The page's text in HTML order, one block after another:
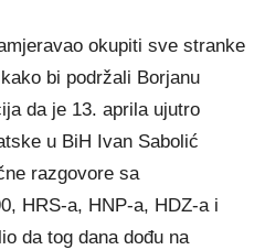
okupiti sve stranke
bi podržali Borjanu
da je 13. aprila ujutro
u BiH Ivan Sabolić
razgovore sa
HRS-a, HNP-a, HDZ-a i
da tog dana dođu na